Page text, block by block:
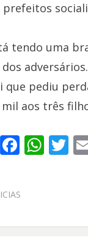
prefeitos
tendo uma
que pediu
mil aos três
F
b
o
W
A
T